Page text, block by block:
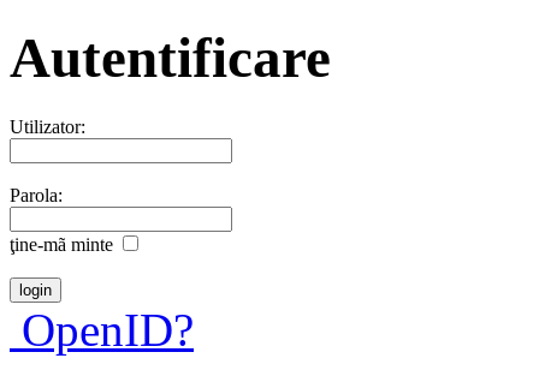
Autentificare
Utilizator:
Parola:
ţine-mã minte
OpenID?